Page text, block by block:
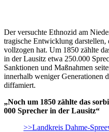
Der versuchte Ethnozid am
tragische Entwicklung darstellen,
vollzogen hat. Um 1850 zählte
in der Lausitz etwa 250.000
Sanktionen und Maßnahmen
innerhalb weniger Generationen
diffamiert.
„Noch um 1850 zählte das
000 Sprecher in der Lausitz“
>>Landkreis Dahme-